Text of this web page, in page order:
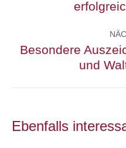
Besondere
und
Ebenfalls